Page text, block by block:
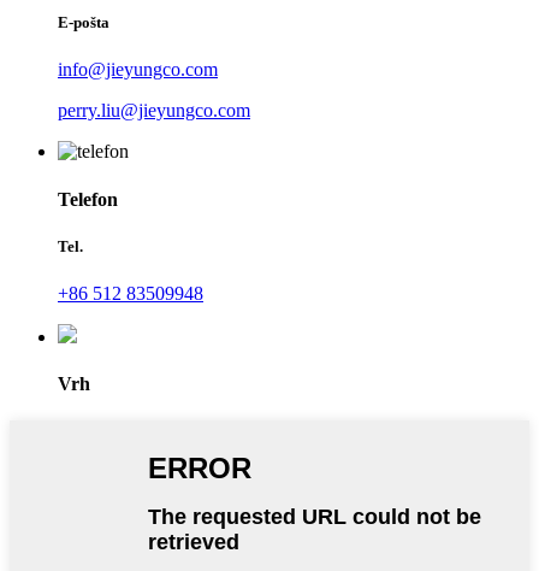
E-pošta
info@jieyungco.com
perry.liu@jieyungco.com
Telefon
Tel.
+86 512 83509948
Vrh